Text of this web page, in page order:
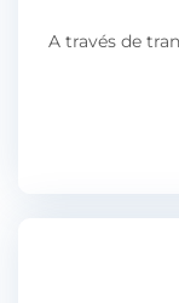
A través de